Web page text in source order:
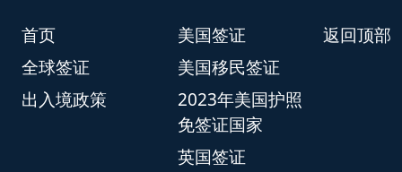
返回顶部
首页
全球签证
出入境政策
美国签证
美国移民签证
2023年美国护照
免签证国家
英国签证